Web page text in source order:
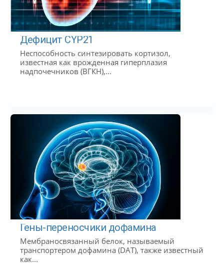
Дефицит CYP21
Неспособность синтезировать кортизол,
известная как врожденная гиперплазия
надпочечников (ВГКН),...
Гены-переносчики дофамина
Мембраносвязанный белок, называемый
транспортером дофамина (DAT), также известный
как...